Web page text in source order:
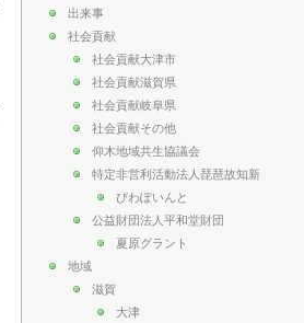
出来事
社会貢献
社会貢献大津市
社会貢献滋賀県
社会貢献岐阜県
社会貢献その他
仰木地域共生協議会
特定非営利活動法人琵琶故知新
びわぽいんと
公益財団法人平和堂財団
夏原グラント
地域
滋賀
大津